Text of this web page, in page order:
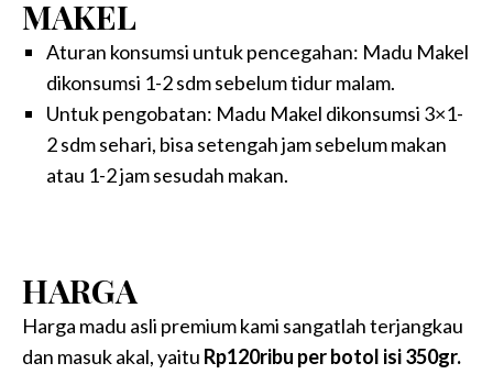
MAKEL
Aturan konsumsi untuk pencegahan: Madu Makel
dikonsumsi 1-2 sdm sebelum tidur malam.
Untuk pengobatan: Madu Makel dikonsumsi 3×1-
2 sdm sehari, bisa setengah jam sebelum makan
atau 1-2 jam sesudah makan.
HARGA
Harga madu asli premium kami sangatlah terjangkau
dan masuk akal, yaitu Rp120ribu per botol isi 350gr.